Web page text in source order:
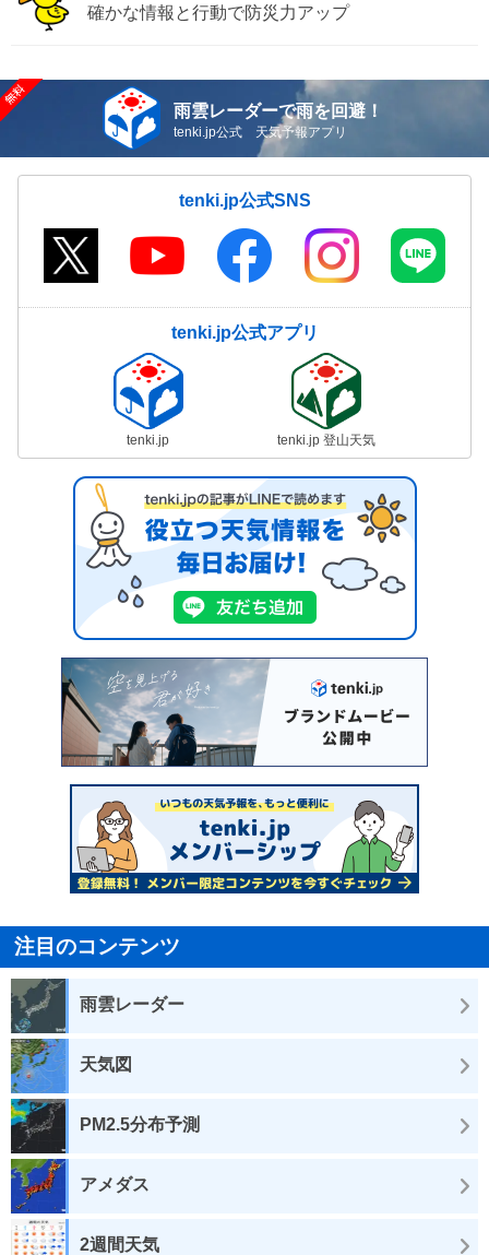
確かな情報と行動で防災力アップ
雨雲レーダーで雨を回避！
tenki.jp公式 天気予報アプリ
tenki.jp公式SNS
tenki.jp公式アプリ
tenki.jp tenki.jp 登山天気
注目のコンテンツ
雨雲レーダー
天気図
PM2.5分布予測
アメダス
2週間天気